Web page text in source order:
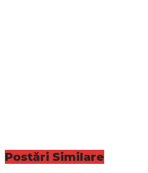
Postări Similare